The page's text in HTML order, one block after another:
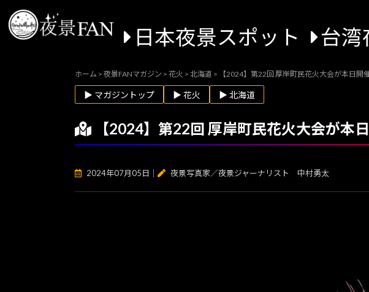
日本夜景スポット 台湾
ホーム > 夜景FANマガジン > 花火 > 北海道 > 【2024】第22回 厚岸町民花火大会が本日
▶ マガジントップ ▶ 花火 ▶ 北海道
【2024】第22回 厚岸町民花火大会が本
2024年07月05日 夜景写真家／夜景ジャーナリスト 中村勇太